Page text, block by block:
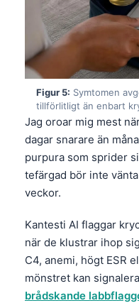
Figur 5: Symtomen
tillförlitligt än enbart
Jag oroar mig mest
dagar snarare än
purpura som sprider
tefärgad bör inte
veckor.
Kantesti AI flaggar
när de klustrar ihop
C4, anemi, högt ESR
mönstret kan
brådskande